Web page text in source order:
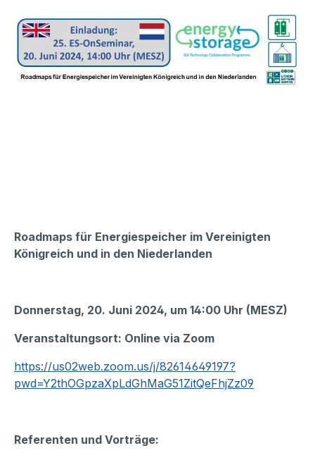
Roadmaps für Energiespeicher im Vereinigten
Königreich und in den Niederlanden
Donnerstag, 20. Juni 2024, um 14:00 Uhr (MESZ)
Veranstaltungsort: Online via Zoom
https://us02web.zoom.us/j/82614649197?
pwd=Y2thOGpzaXpLdGhMaG51ZitQeFhjZz09
Referenten und Vorträge: